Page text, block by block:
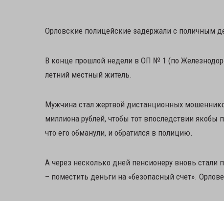
Орловские полицейские задержали с поличным
В конце прошлой недели в ОП № 1 (по
летний местный житель.
Мужчина стал жертвой дистанционных
миллиона рублей, чтобы тот впоследствии
что его обманули, и обратился в полицию.
А через несколько дней пенсионеру вновь
– поместить деньги на «безопасный счет».